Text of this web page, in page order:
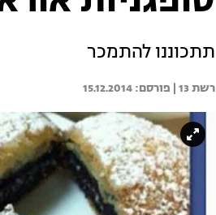
תתכוננו להתמכר
רשת 13 | 15.12.2014